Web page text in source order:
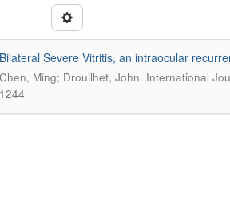
Bilateral Severe Vitritis, an intraocular
Chen, Ming; Drouilhet, John. International
1244